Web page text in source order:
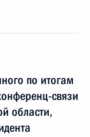
по итогам
связи
области,